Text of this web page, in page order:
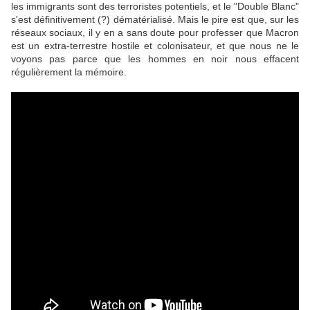
les immigrants sont des terroristes potentiels, et le "Double Blanc"
s'est définitivement (?) dématérialisé. Mais le pire est que, sur les
réseaux sociaux, il y en a sans doute pour professer que Macron
est un extra-terrestre hostile et colonisateur, et que nous ne le
voyons pas parce que les hommes en noir nous effacent
régulièrement la mémoire.